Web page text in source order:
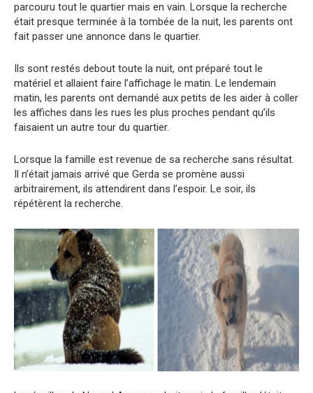
parcouru tout le quartier mais en vain. Lorsque la recherche
était presque terminée à la tombée de la nuit, les parents ont
fait passer une annonce dans le quartier.
Ils sont restés debout toute la nuit, ont préparé tout le
matériel et allaient faire l’affichage le matin. Le lendemain
matin, les parents ont demandé aux petits de les aider à coller
les affiches dans les rues les plus proches pendant qu’ils
faisaient un autre tour du quartier.
Lorsque la famille est revenue de sa recherche sans résultat.
Il n’était jamais arrivé que Gerda se promène aussi
arbitrairement, ils attendirent dans l’espoir. Le soir, ils
répétèrent la recherche.